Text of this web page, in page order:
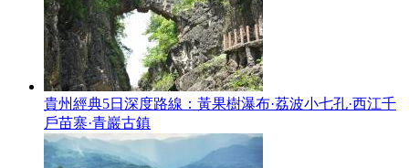
貴州經典5日深度路線：黃果樹瀑布·荔波小七孔·西江千
戶苗寨·青巖古鎮